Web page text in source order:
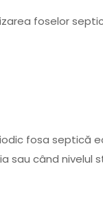
foselor
fosa septică
sau când